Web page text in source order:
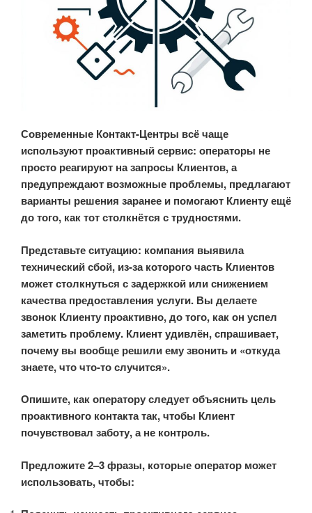
Современные Контакт-Центры всё чаще
используют проактивный сервис: операторы не
просто реагируют на запросы Клиентов, а
предупреждают возможные проблемы, предлагают
варианты решения заранее и помогают Клиенту ещё
до того, как тот столкнётся с трудностями.
Представьте ситуацию: компания выявила
технический сбой, из-за которого часть Клиентов
может столкнуться с задержкой или снижением
качества предоставления услуги. Вы делаете
звонок Клиенту проактивно, до того, как он успел
заметить проблему. Клиент удивлён, спрашивает,
почему вы вообще решили ему звонить и «откуда
знаете, что что-то случится».
Опишите, как оператору следует объяснить цель
проактивного контакта так, чтобы Клиент
почувствовал заботу, а не контроль.
Предложите 2–3 фразы, которые оператор может
использовать, чтобы: